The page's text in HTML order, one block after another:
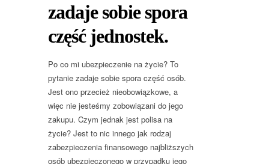
zadaje sobie spora
część jednostek.
Po co mi ubezpieczenie na życie? To
pytanie zadaje sobie spora część osób.
Jest ono przecież nieobowiązkowe, a
więc nie jesteśmy zobowiązani do jego
zakupu. Czym jednak jest polisa na
życie? Jest to nic innego jak rodzaj
zabezpieczenia finansowego najbliższych
osób ubezpieczonego w przypadku jego